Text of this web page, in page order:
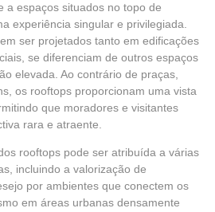
a espaços situados no topo de
experiência singular e privilegiada.
ser projetados tanto em edificações
se diferenciam de outros espaços
elevada. Ao contrário de praças,
os rooftops proporcionam uma vista
que moradores e visitantes
rara e atraente.
rooftops pode ser atribuída a várias
incluindo a valorização de
por ambientes que conectem os
em áreas urbanas densamente